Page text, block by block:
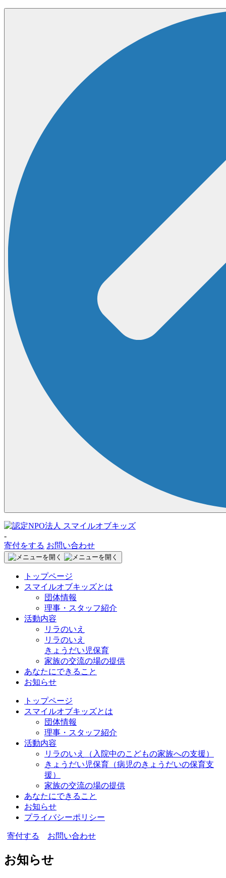
-
寄付をする お問い合わせ
トップページ
スマイルオブキッズとは
団体情報
理事・スタッフ紹介
活動内容
リラのいえ
リラのいえ
きょうだい児保育
家族の交流の場の提供
あなたにできること
お知らせ
トップページ
スマイルオブキッズとは
団体情報
理事・スタッフ紹介
活動内容
リラのいえ
（入院中のこどもの家族への支援）
きょうだい児保育 （病児のきょうだいの保育支
援）
家族の交流の場の提供
あなたにできること
お知らせ
プライバシーポリシー
寄付する お問い合わせ
お知らせ